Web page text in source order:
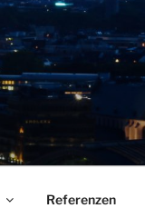
Referenzen